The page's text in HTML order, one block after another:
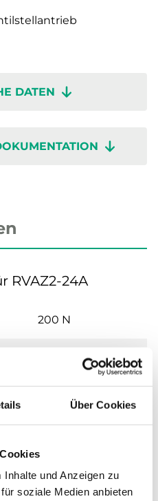
Über Cookies
und Anzeigen zu
soziale Medien anbieten
DATEN
RVAZ2-24A
200 N
24 V AC/DC
0…10 V DC